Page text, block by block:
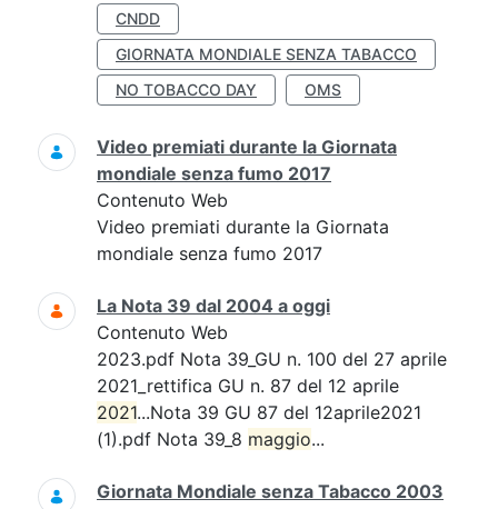
CNDD
GIORNATA MONDIALE SENZA TABACCO
NO TOBACCO DAY
OMS
Video premiati durante la Giornata
mondiale senza fumo 2017
Contenuto Web
Video premiati durante la Giornata
mondiale senza fumo 2017
La Nota 39 dal 2004 a oggi
Contenuto Web
2023.pdf Nota 39_GU n. 100 del 27 aprile
2021_rettifica GU n. 87 del 12 aprile
2021...Nota 39 GU 87 del 12aprile2021
(1).pdf Nota 39_8 maggio...
Giornata Mondiale senza Tabacco 2003